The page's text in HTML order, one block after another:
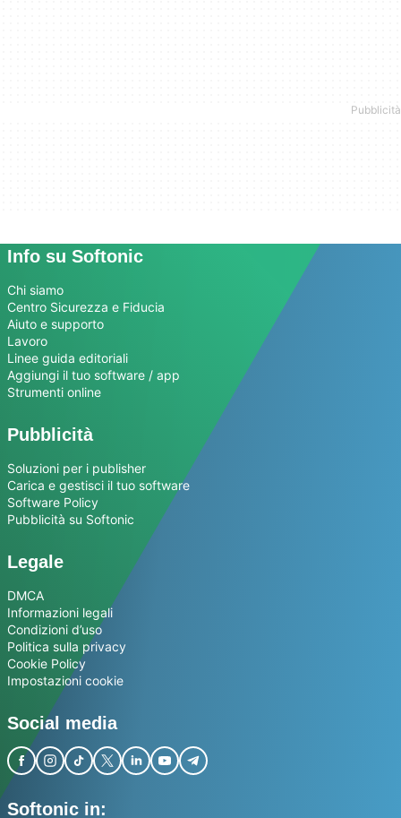
Info su Softonic
Chi siamo
Centro Sicurezza e Fiducia
Aiuto e supporto
Lavoro
Linee guida editoriali
Aggiungi il tuo software / app
Strumenti online
Pubblicità
Soluzioni per i publisher
Carica e gestisci il tuo software
Software Policy
Pubblicità su Softonic
Legale
DMCA
Informazioni legali
Condizioni d’uso
Politica sulla privacy
Cookie Policy
Impostazioni cookie
Social media
Softonic in: